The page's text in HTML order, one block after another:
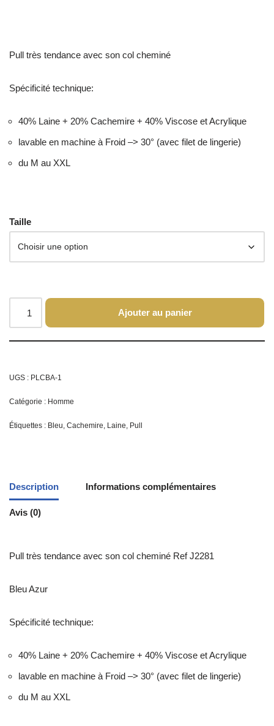
Pull très tendance avec son col cheminé
Spécificité technique:
40% Laine + 20% Cachemire + 40% Viscose et Acrylique
lavable en machine à Froid –> 30° (avec filet de lingerie)
du M au XXL
Taille
Ajouter au panier
UGS : PLCBA-1
Catégorie : Homme
Étiquettes : Bleu, Cachemire, Laine, Pull
Description Informations complémentaires
Avis (0)
Pull très tendance avec son col cheminé Ref J2281
Bleu Azur
Spécificité technique:
40% Laine + 20% Cachemire + 40% Viscose et Acrylique
lavable en machine à Froid –> 30° (avec filet de lingerie)
du M au XXL